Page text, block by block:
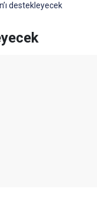
destekleyecek